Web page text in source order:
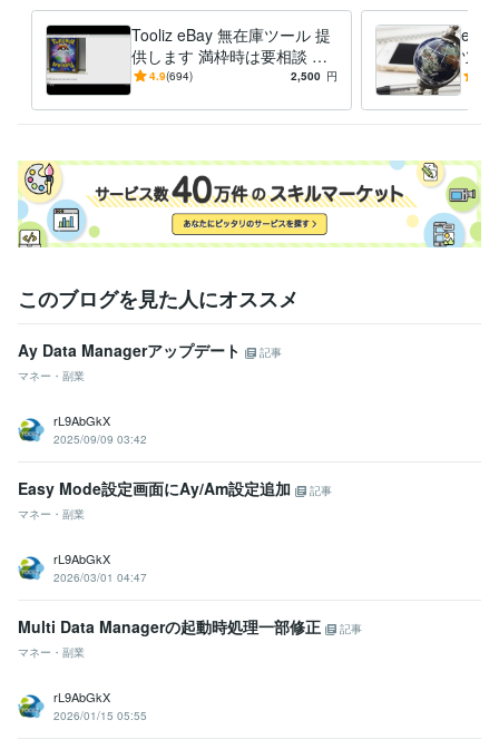
Tooliz eBay 無在庫ツール 提
供します 満枠時は要相談 フ
リマ/ECサイト 高速出品 自動
4.9(694) 2,500 円
ツー
リ、
能
このブログを見た人にオススメ
Ay Data Managerアップデート
記事
マネー・副業
rL9AbGkX
2025/09/09 03:42
Easy Mode設定画面にAy/Am設定追加
記事
マネー・副業
rL9AbGkX
2026/03/01 04:47
Multi Data Managerの起動時処理一部修正
記事
マネー・副業
rL9AbGkX
2026/01/15 05:55